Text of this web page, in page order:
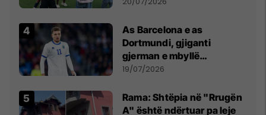
As Barcelona e as
Dortmundi, gjiganti
gjerman e mbyllë
marrëveshjen për Fisnik
19/07/2026
Rama: Shtëpia në "Rrugën
A" është ndërtuar pa leje